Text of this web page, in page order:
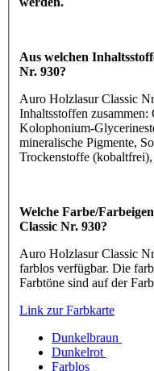
Aus welchen
Nr. 930?
Auro Holzlasur Classic
Inhaltsstoffen
Kolophonium-
mineralische Pigmente,
Trockenstoffe
Welche Farbe/
Classic Nr. 930?
Auro Holzlasur Classic
farblos verfügbar. Die
Farbtöne sind auf der
Link zur Farbkarte
Dunkelbraun
Dunkelrot
Farblos